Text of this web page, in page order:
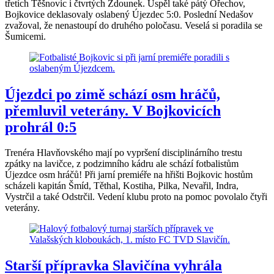
třetích Těšnovic i čtvrtých Zdounek. Uspěl také pátý Ořechov,
Bojkovice deklasovaly oslabený Újezdec 5:0. Poslední Nedašov
zvažoval, že nenastoupí do druhého poločasu. Veselá si poradila se
Šumicemi.
Újezdci po zimě schází osm hráčů,
přemluvil veterány. V Bojkovicích
prohrál 0:5
Trenéra Hlavňovského mají po vypršení disciplinárního trestu
zpátky na lavičce, z podzimního kádru ale schází fotbalistům
Újezdce osm hráčů! Při jarní premiéře na hřišti Bojkovic hostům
scházeli kapitán Šmíd, Těthal, Kostiha, Pilka, Nevařil, Indra,
Vystrčil a také Odstrčil. Vedení klubu proto na pomoc povolalo čtyři
veterány.
Starší přípravka Slavičína vyhrála